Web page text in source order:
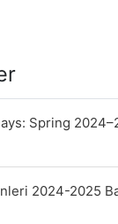
Spring
2024-2025